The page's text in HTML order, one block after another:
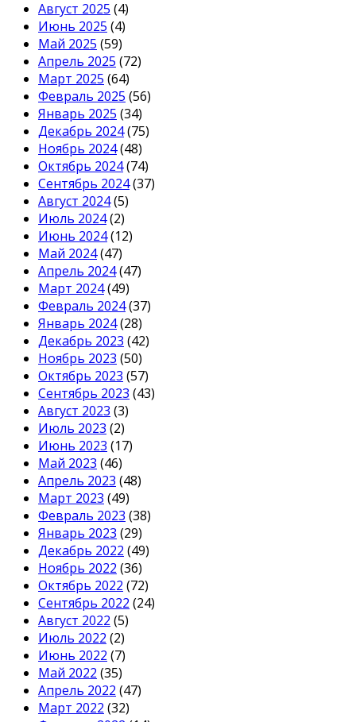
Август 2025 (4)
Июнь 2025 (4)
Май 2025 (59)
Апрель 2025 (72)
Март 2025 (64)
Февраль 2025 (56)
Январь 2025 (34)
Декабрь 2024(75)
Ноябрь 2024(48)
Октябрь 2024(74)
Сентябрь 2024(37)
Август 2024(5)
Июль 2024(2)
Июнь 2024(12)
Май 2024(47)
Апрель 2024(47)
Март 2024(49)
Февраль 2024(37)
Январь 2024(28)
Декабрь 2023 (42)
Ноябрь 2023 (50)
Октябрь 2023 (57)
Сентябрь 2023 (43)
Август 2023 (3)
Июль 2023 (2)
Июнь 2023 (17)
Май 2023 (46)
Апрель 2023 (48)
Март 2023 (49)
Февраль 2023 (38)
Январь 2023 (29)
Декабрь 2022 (49)
Ноябрь 2022 (36)
Октябрь 2022 (72)
Сентябрь 2022 (24)
Август 2022 (5)
Июль 2022 (2)
Июнь 2022 (7)
Май 2022 (35)
Апрель 2022 (47)
Март 2022 (32)